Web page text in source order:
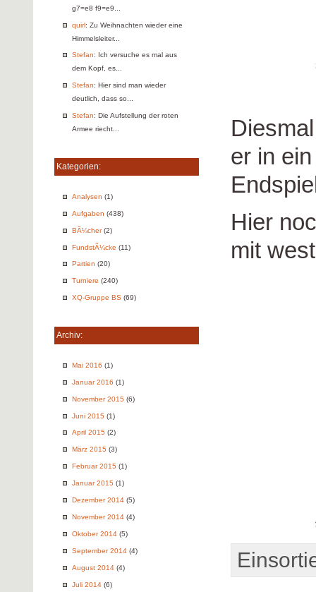
g7=e8 f9=e9...
quirl: Zu Weihnachten wieder eine
Himmelsleiter...
Stefan: Ich versuche es mal aus
dem Kopf, es...
Stefan: Hier sind man wieder
deutlich, dass so...
Stefan: Die Aufstellung der roten
Armee riecht...
Kategorien:
Analysen (1)
Aufgaben (438)
BÃ¼cher(2)
FundstÃ¼cke (11)
Partien (20)
Turniere (240)
XQ-Gruppe BS (69)
Archiv:
Mai 2016 (1)
Januar 2016 (1)
November 2015 (6)
Juni 2015 (1)
April 2015 (2)
März 2015 (3)
Februar 2015 (1)
Januar 2015 (1)
Dezember 2014 (5)
November 2014 (4)
Oktober 2014 (5)
September 2014 (4)
August 2014 (4)
Juli 2014 (6)
er in
Hier
mit